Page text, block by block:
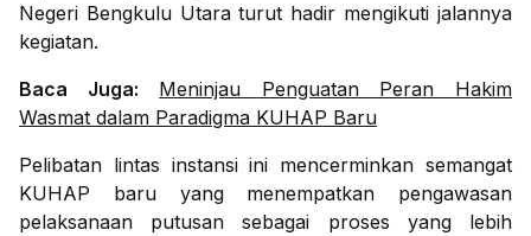
Negeri Bengkulu Utara turut hadir mengikuti jalannya
kegiatan.
Baca Juga:
Meninjau Penguatan Peran Hakim
Wasmat dalam Paradigma KUHAP Baru
Pelibatan lintas instansi ini mencerminkan semangat
KUHAP baru yang menempatkan pengawasan
pelaksanaan putusan sebagai proses yang lebih